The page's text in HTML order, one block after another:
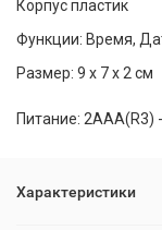
Корпус пластик
Функции: Время,
Размер: 9 х 7 х 2 см
Питание: 2ААА(R3)
Характеристики